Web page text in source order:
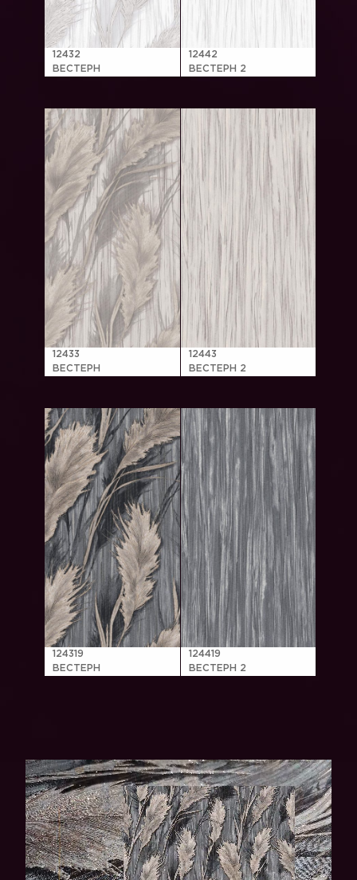
12432
ВЕСТЕРН
12442
ВЕСТЕРН 2
12433
ВЕСТЕРН
12443
ВЕСТЕРН 2
124319
ВЕСТЕРН
124419
ВЕСТЕРН 2